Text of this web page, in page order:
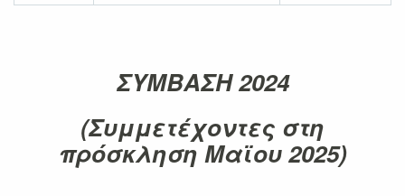
ΣΥΜΒΑΣΗ 2024
(Συμμετέχοντες στη
πρόσκληση Μαϊου 2025)